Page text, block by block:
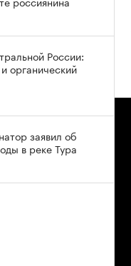
России:
органический
заявил об
в реке Тура